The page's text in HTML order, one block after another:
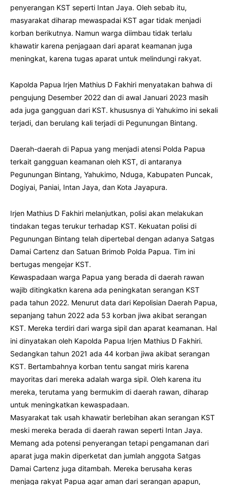
penyerangan KST seperti Intan Jaya. Oleh sebab itu,
masyarakat diharap mewaspadai KST agar tidak menjadi
korban berikutnya. Namun warga diimbau tidak terlalu
khawatir karena penjagaan dari aparat keamanan juga
meningkat, karena tugas aparat untuk melindungi rakyat.
Kapolda Papua Irjen Mathius D Fakhiri menyatakan bahwa di
pengujung Desember 2022 dan di awal Januari 2023 masih
ada juga gangguan dari KST. khususnya di Yahukimo ini sekali
terjadi, dan berulang kali terjadi di Pegunungan Bintang.
Daerah-daerah di Papua yang menjadi atensi Polda Papua
terkait gangguan keamanan oleh KST, di antaranya
Pegunungan Bintang, Yahukimo, Nduga, Kabupaten Puncak,
Dogiyai, Paniai, Intan Jaya, dan Kota Jayapura.
Irjen Mathius D Fakhiri melanjutkan, polisi akan melakukan
tindakan tegas terukur terhadap KST. Kekuatan polisi di
Pegunungan Bintang telah dipertebal dengan adanya Satgas
Damai Cartenz dan Satuan Brimob Polda Papua. Tim ini
bertugas mengejar KST.
Kewaspadaan warga Papua yang berada di daerah rawan
wajib ditingkatkn karena ada peningkatan serangan KST
pada tahun 2022. Menurut data dari Kepolisian Daerah Papua,
sepanjang tahun 2022 ada 53 korban jiwa akibat serangan
KST. Mereka terdiri dari warga sipil dan aparat keamanan. Hal
ini dinyatakan oleh Kapolda Papua Irjen Mathius D Fakhiri.
Sedangkan tahun 2021 ada 44 korban jiwa akibat serangan
KST. Bertambahnya korban tentu sangat miris karena
mayoritas dari mereka adalah warga sipil. Oleh karena itu
mereka, terutama yang bermukim di daerah rawan, diharap
untuk meningkatkan kewaspadaan.
Masyarakat tak usah khawatir berlebihan akan serangan KST
meski mereka berada di daerah rawan seperti Intan Jaya.
Memang ada potensi penyerangan tetapi pengamanan dari
aparat juga makin diperketat dan jumlah anggota Satgas
Damai Cartenz juga ditambah. Mereka berusaha keras
menjaga rakyat Papua agar aman dari serangan apapun,